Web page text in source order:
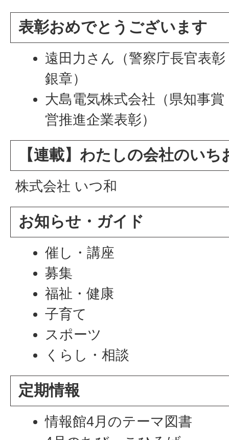
表彰おめでとうございます
遠田力さん（警察庁長官表
銀章）
大島電気株式会社（県知事
営推進企業表彰）
【連載】わたしの会社のい
株式会社 いつ和
お知らせ・ガイド
催し・講座
募集
福祉・健康
子育て
スポーツ
くらし・相談
定期情報
情報館4月のテーマ図書